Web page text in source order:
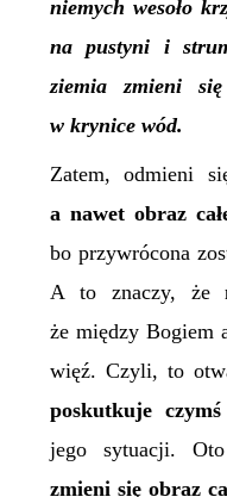
niemych wesoło
na pustyni i
ziemia zmieni
w krynice wód.
Zatem, odmieni
a nawet obraz
bo przywrócona
A to znaczy, że
że między Bogiem
więź.Czyli, to
poskutkuje
jego sytuacji.
zmieni się obraz